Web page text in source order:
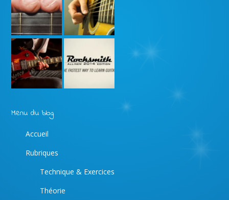
Menu du blog
Accueil
Rubriques
Technique & Exercices
Théorie